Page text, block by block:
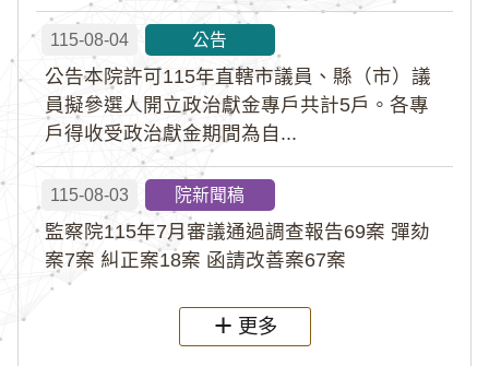
115-08-04 公告
公告本院許可115年直轄市議員、縣（市）議
員擬參選人開立政治獻金專戶共計5戶。各專
戶得收受政治獻金期間為自...
115-08-03 院新聞稿
監察院115年7月審議通過調查報告69案 彈劾
案7案 糾正案18案 函請改善案67案
更多